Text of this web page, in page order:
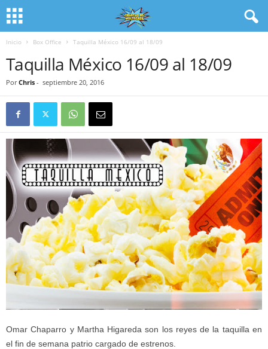
Inicio Box Office Taquilla México 16/09 al 18/09
Taquilla México 16/09 al 18/09
Por Chris - septiembre 20, 2016
Omar Chaparro y Martha Higareda son los reyes de la taquilla en
el fin de semana patrio cargado de estrenos.